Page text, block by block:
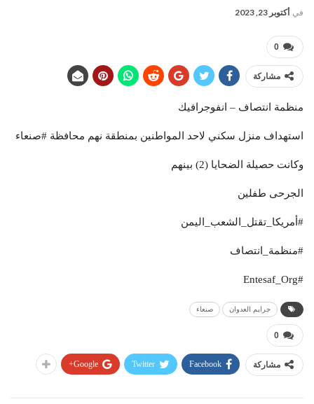
في أكتوبر 23, 2023
0
مشاركة
منظمة انتصاف – انفوجرافيك
استهداف منزل سكني لاحد المواطنين بمنطقة نهم محافظة #صنعاء
وكانت حصيلة الضحايا (2) بينهم
الجرحى طفلين
#أمريكا_تقتل_الشعب_اليمن
#منظمة_انتصاف
#Entesaf_Org
جرايم العدوان صنعاء
0
مشاركة Facebook
Twitter
Google+